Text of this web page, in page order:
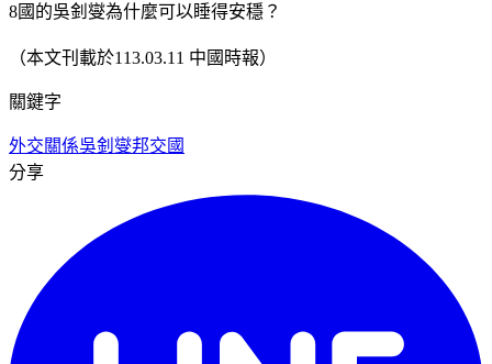
8國的吳釗燮為什麼可以睡得安穩？
（本文刊載於113.03.11 中國時報）
關鍵字
外交關係吳釗燮邦交國
分享